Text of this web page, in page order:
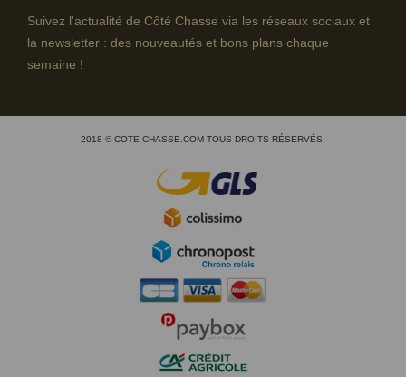
Suivez l'actualité de Côté Chasse via les réseaux sociaux et
la newsletter : des nouveautés et bons plans chaque
semaine !
2018 © COTE-CHASSE.COM TOUS DROITS RÉSERVÉS.